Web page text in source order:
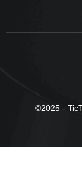
©2025 -